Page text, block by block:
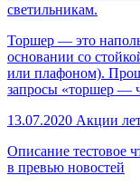
светильникам.
Торшер — это
основании со
или плафоном).
запросы «торшер —
13.07.2020 Акции
Описание тестовое
в превью новостей